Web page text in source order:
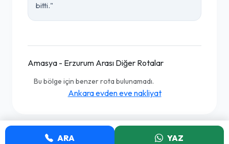
bitti."
Amasya - Erzurum Arası Diğer Rotalar
Bu bölge için benzer rota bulunamadı.
Ankara evden eve nakliyat
ARA YAZ